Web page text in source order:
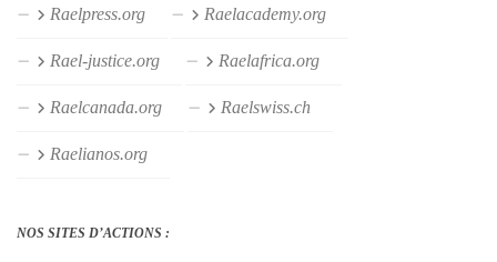
Raelpress.org Raelacademy.org
Rael-justice.org Raelafrica.org
Raelcanada.org Raelswiss.ch
Raelianos.org
NOS SITES D’ACTIONS :